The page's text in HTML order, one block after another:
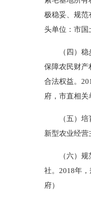
极稳妥、规范
头单位：市国
（四）稳步
保障农民财产
合法权益。
府，市直相关
（五）培育
新型农业经
（六）规范
社。2018年
府）